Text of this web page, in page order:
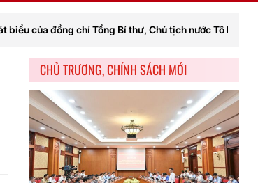
chí Tổng Bí thư, Chủ tịch nước Tô Lâm khai mạc Hội
CHỦ TRƯƠNG, CHÍNH SÁCH MỚI